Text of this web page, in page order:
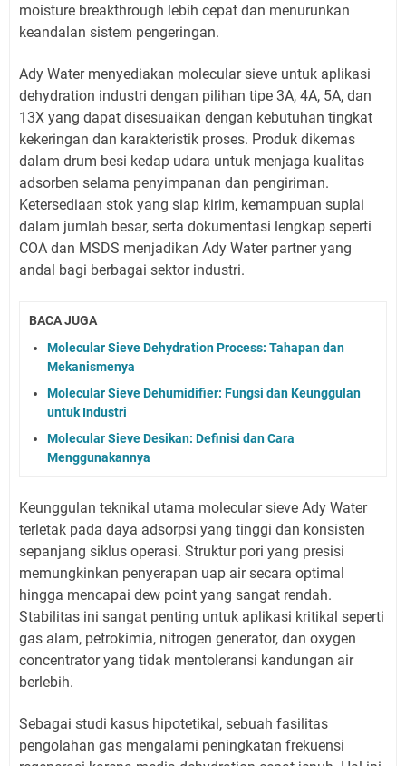
moisture breakthrough lebih cepat dan menurunkan
keandalan sistem pengeringan.
Ady Water menyediakan molecular sieve untuk aplikasi
dehydration industri dengan pilihan tipe 3A, 4A, 5A, dan
13X yang dapat disesuaikan dengan kebutuhan tingkat
kekeringan dan karakteristik proses. Produk dikemas
dalam drum besi kedap udara untuk menjaga kualitas
adsorben selama penyimpanan dan pengiriman.
Ketersediaan stok yang siap kirim, kemampuan suplai
dalam jumlah besar, serta dokumentasi lengkap seperti
COA dan MSDS menjadikan Ady Water partner yang
andal bagi berbagai sektor industri.
BACA JUGA
Molecular Sieve Dehydration Process: Tahapan dan
Mekanismenya
Molecular Sieve Dehumidifier: Fungsi dan Keunggulan
untuk Industri
Molecular Sieve Desikan: Definisi dan Cara
Menggunakannya
Keunggulan teknikal utama molecular sieve Ady Water
terletak pada daya adsorpsi yang tinggi dan konsisten
sepanjang siklus operasi. Struktur pori yang presisi
memungkinkan penyerapan uap air secara optimal
hingga mencapai dew point yang sangat rendah.
Stabilitas ini sangat penting untuk aplikasi kritikal seperti
gas alam, petrokimia, nitrogen generator, dan oxygen
concentrator yang tidak mentoleransi kandungan air
berlebih.
Sebagai studi kasus hipotetikal, sebuah fasilitas
pengolahan gas mengalami peningkatan frekuensi